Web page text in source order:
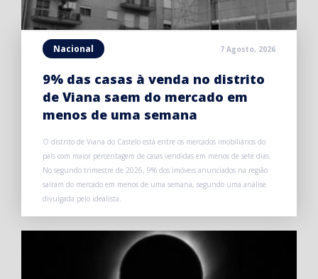
Nacional 7 Agosto, 2026
9% das casas à venda no distrito
de Viana saem do mercado em
menos de uma semana
O distrito de Viana do Castelo está entre os mercados imobiliários do
país com maior percentagem de casas vendidas em menos de sete dias.
No segundo trimestre de 2026, 9% dos imóveis anunciados na região
saíram do mercado em menos de uma semana, segundo uma análise
divulgada pelo idealista.